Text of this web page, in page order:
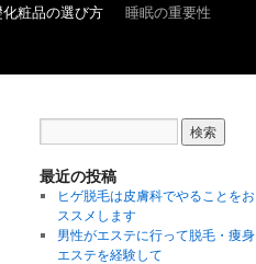
粧品の選び方
睡眠の重要性
最近の投稿
ヒゲ脱毛は皮膚科でやることをお
ススメします
男性がエステに行って脱毛・痩身
エステを経験して